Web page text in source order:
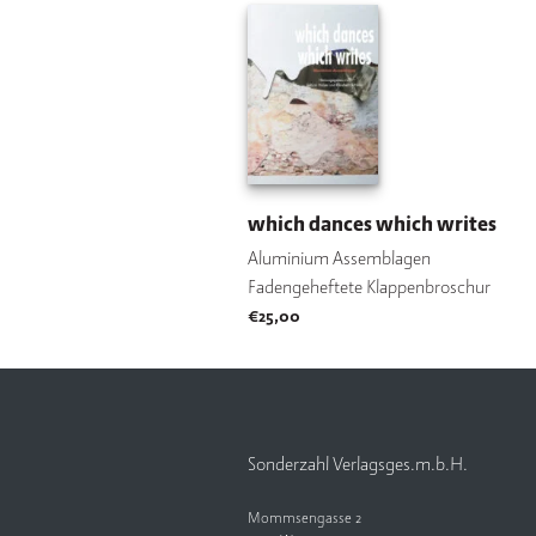
which dances which writes
Aluminium Assemblagen
Fadengeheftete Klappenbroschur
€25,00
Sonderzahl Verlagsges.m.b.H.
Mommsengasse 2